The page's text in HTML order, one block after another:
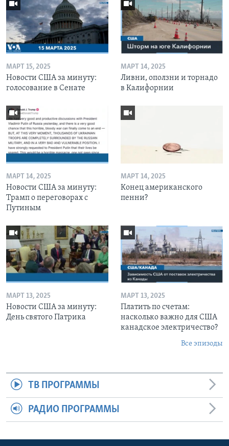
МАРТ 15, 2025
Новости США за минуту:
голосование в Сенате
МАРТ 14, 2025
Ливни, оползни и торнадо
в Калифорнии
МАРТ 14, 2025
Новости США за минуту:
Трамп о переговорах с
Путиным
МАРТ 14, 2025
Конец американского
пенни?
МАРТ 13, 2025
Новости США за минуту:
День святого Патрика
МАРТ 13, 2025
Платить по счетам:
насколько важно для США
канадское электричество?
Все эпизоды
ТВ ПРОГРАММЫ
РАДИО ПРОГРАММЫ